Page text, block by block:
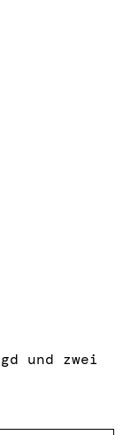
und zwei